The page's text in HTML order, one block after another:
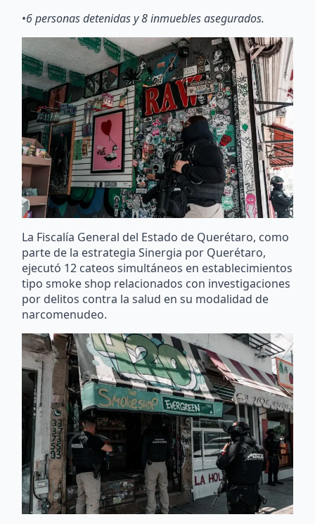
•6 personas detenidas y 8 inmuebles asegurados.
La Fiscalía General del Estado de Querétaro, como
parte de la estrategia Sinergia por Querétaro,
ejecutó 12 cateos simultáneos en establecimientos
tipo smoke shop relacionados con investigaciones
por delitos contra la salud en su modalidad de
narcomenudeo.